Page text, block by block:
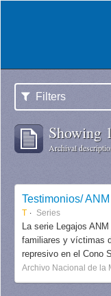
Filters
Showing
Archival
Testimonios/ ANM
T Series
La serie Legajos
familiares y víctimas
represivo en el Cono
Archivo Nacional de la